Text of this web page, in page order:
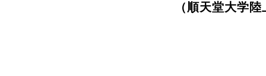
（順天堂大学